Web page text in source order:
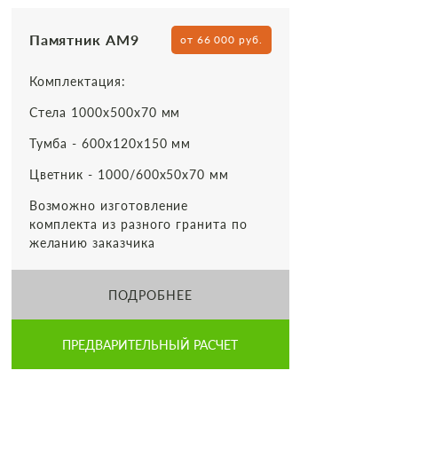
Памятник АМ9 от 66 000 руб.
Комплектация:
Стела 1000х500х70 мм
Тумба - 600х120х150 мм
Цветник - 1000/600х50х70 мм
Возможно изготовление
комплекта из разного гранита по
желанию заказчика
ПОДРОБНЕЕ
ПРЕДВАРИТЕЛЬНЫЙ РАСЧЕТ